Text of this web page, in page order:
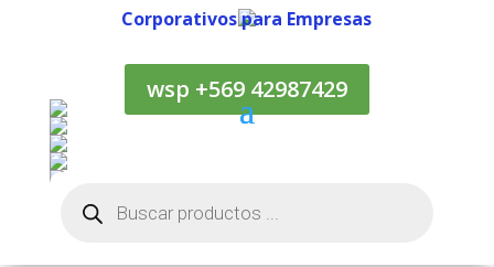
Corporativos para Empresas
wsp +569 42987429
productos